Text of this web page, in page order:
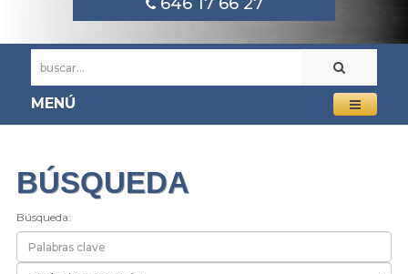
MENÚ
BÚSQUEDA
Búsqueda: